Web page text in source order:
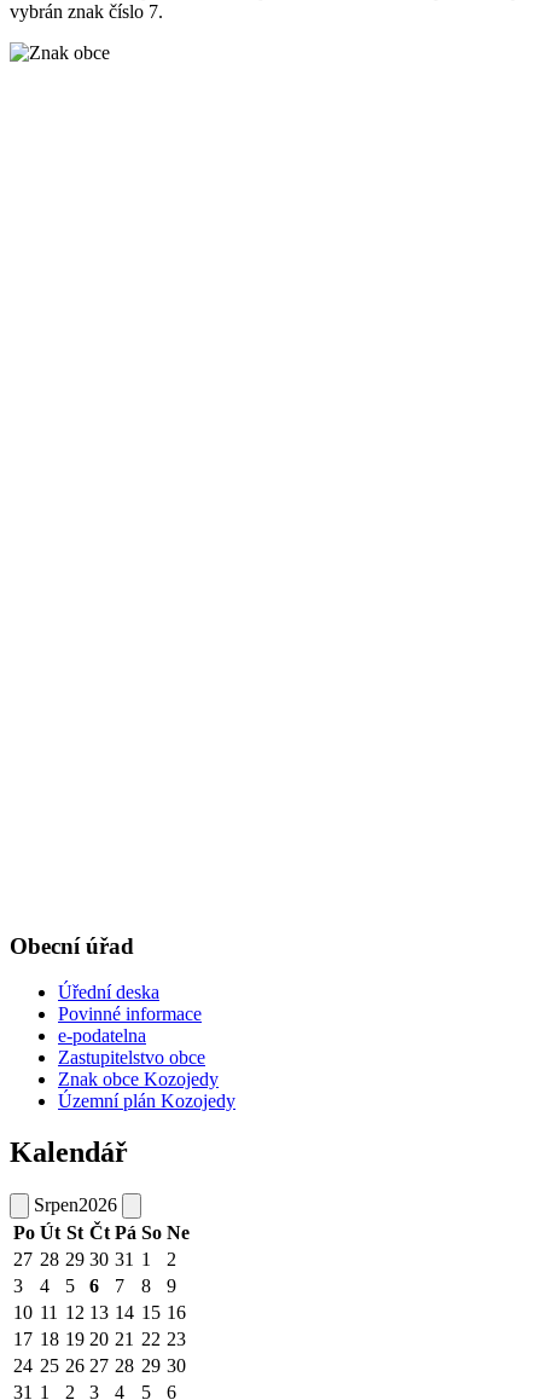
vybrán znak číslo 7.
Obecní úřad
Úřední deska
Povinné informace
e-podatelna
Zastupitelstvo obce
Znak obce Kozojedy
Územní plán Kozojedy
Kalendář
Srpen2026
Po Út St Čt Pá So Ne
27 28 29 30 31 1
2
3
4 5 6 7 8
9
10 11 12 13 14 15 16
17 18 19 20 21 22 23
24 25 26 27 28 29 30
31 1 2 3 4 5 6